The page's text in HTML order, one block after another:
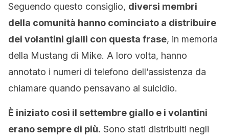
Seguendo questo consiglio, diversi membri
della comunità hanno cominciato a distribuire
dei volantini gialli con questa frase, in memoria
della Mustang di Mike. A loro volta, hanno
annotato i numeri di telefono dell’assistenza da
chiamare quando pensavano al suicidio.
È iniziato così il settembre giallo e i volantini
erano sempre di più. Sono stati distribuiti negli